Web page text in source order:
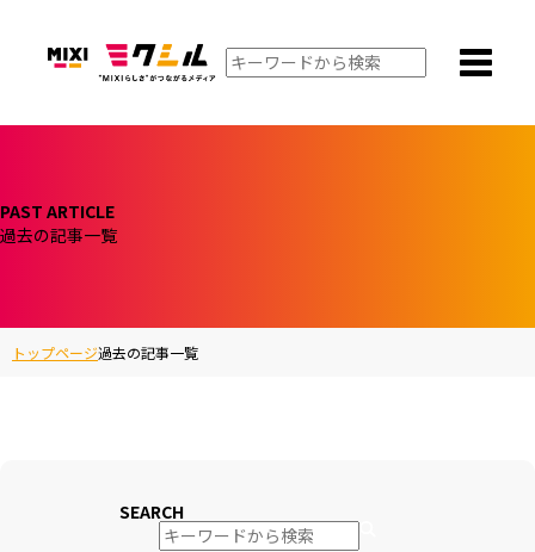
PAST ARTICLE
過去の記事一覧
トップページ過去の記事一覧
SEARCH